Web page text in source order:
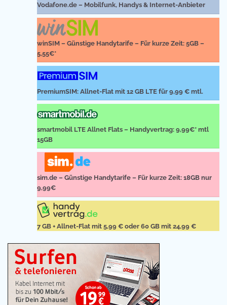
Vodafone.de – Mobilfunk, Handys & Internet-Anbieter
winSIM – Günstige Handytarife – Für kurze Zeit: 5GB –
5,55€*
PremiumSIM: Allnet-Flat mit 12 GB LTE für 9,99 € mtl.
smartmobil LTE Allnet Flats – Handyvertrag: 9,99€* mtl
15GB
sim.de – Günstige Handytarife – Für kurze Zeit: 18GB nur
9,99€
7 GB + Allnet-Flat mit 5,99 € oder 60 GB mit 24,99 €